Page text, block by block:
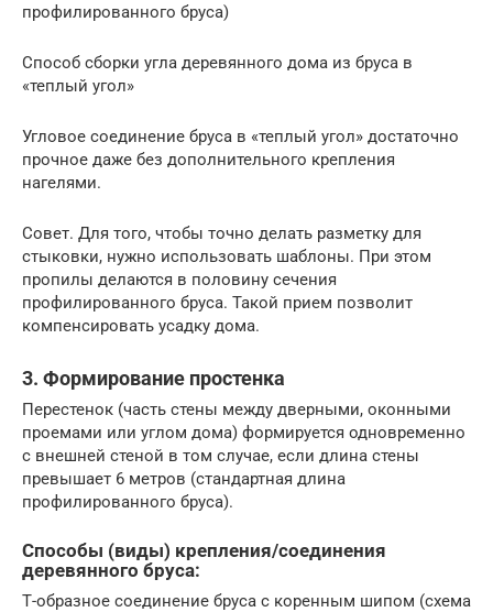
профилированного бруса)
Способ сборки угла деревянного дома из бруса в
«теплый угол»
Угловое соединение бруса в «теплый угол» достаточно
прочное даже без дополнительного крепления
нагелями.
Совет. Для того, чтобы точно делать разметку для
стыковки, нужно использовать шаблоны. При этом
пропилы делаются в половину сечения
профилированного бруса. Такой прием позволит
компенсировать усадку дома.
3. Формирование простенка
Перестенок (часть стены между дверными, оконными
проемами или углом дома) формируется одновременно
с внешней стеной в том случае, если длина стены
превышает 6 метров (стандартная длина
профилированного бруса).
Способы (виды) крепления/соединения
деревянного бруса:
Т-образное соединение бруса с коренным шипом (схема